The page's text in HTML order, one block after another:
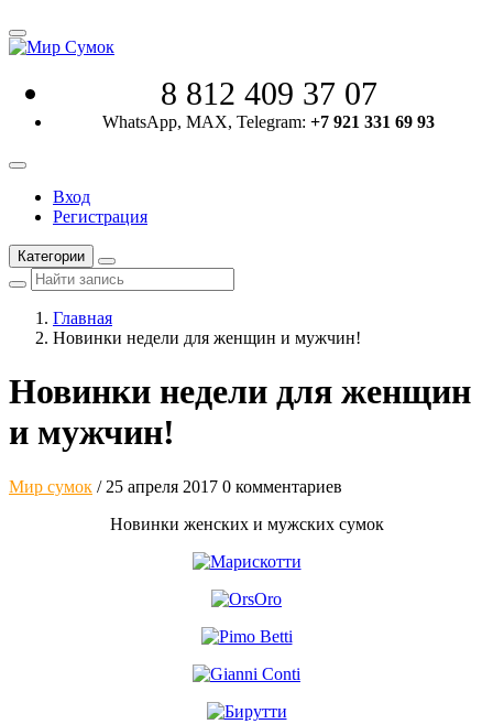
8 812 409 37 07
WhatsApp, MAX, Telegram: +7 921 331 69 93
Вход
Регистрация
Категории
Главная
Новинки недели для женщин и мужчин!
Новинки недели для женщин
и мужчин!
Мир сумок / 25 апреля 2017 0 комментариев
Новинки женских и мужских сумок